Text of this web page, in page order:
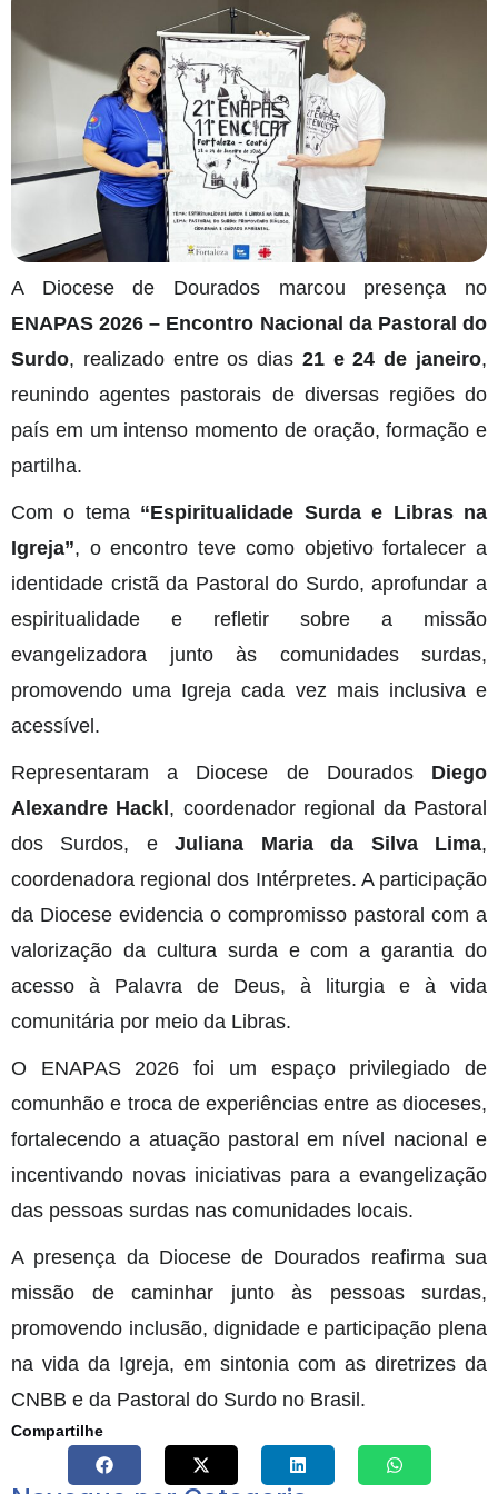
A Diocese de Dourados marcou presença no
ENAPAS 2026 – Encontro Nacional da Pastoral do
Surdo, realizado entre os dias 21 e 24 de janeiro,
reunindo agentes pastorais de diversas regiões do
país em um intenso momento de oração, formação e
partilha.
Com o tema “Espiritualidade Surda e Libras na
Igreja”, o encontro teve como objetivo fortalecer a
identidade cristã da Pastoral do Surdo, aprofundar a
espiritualidade e refletir sobre a missão
evangelizadora junto às comunidades surdas,
promovendo uma Igreja cada vez mais inclusiva e
acessível.
Representaram a Diocese de Dourados Diego
Alexandre Hackl, coordenador regional da Pastoral
dos Surdos, eJuliana Maria da Silva Lima,
coordenadora regional dos Intérpretes. A participação
da Diocese evidencia o compromisso pastoral com a
valorização da cultura surda e com a garantia do
acesso à Palavra de Deus, à liturgia e à vida
comunitária por meio da Libras.
O ENAPAS 2026 foi um espaço privilegiado de
comunhão e troca de experiências entre as dioceses,
fortalecendo a atuação pastoral em nível nacional e
incentivando novas iniciativas para a evangelização
das pessoas surdas nas comunidades locais.
A presença da Diocese de Dourados reafirma sua
missão de caminhar junto às pessoas surdas,
promovendo inclusão, dignidade e participação plena
na vida da Igreja, em sintonia com as diretrizes da
CNBB e da Pastoral do Surdo no Brasil.
Compartilhe